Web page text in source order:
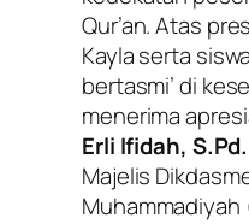
Qur’an. Atas
Kayla serta
bertasmi’ di
menerima
Erli Ifidah,
Majelis
Muhammadiyah